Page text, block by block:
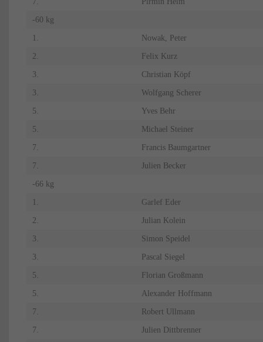
-60 kg
1. Nowak, Peter
2. Felix Kurz
3. Christian Köpf
3. Wolfgang Scherer
5. Yves Behr
5. Michael Steiner
7. Francis Baumgartner
7. Julien Becker
-66 kg
Garlef Eder
2. Julian Kolein
3. Simon Speidel
3. Pascal Siegel
5. Florian Großmann
5. Alexander Hoffmann
7. Robert Ullmann
7. Julien Dittbrenner